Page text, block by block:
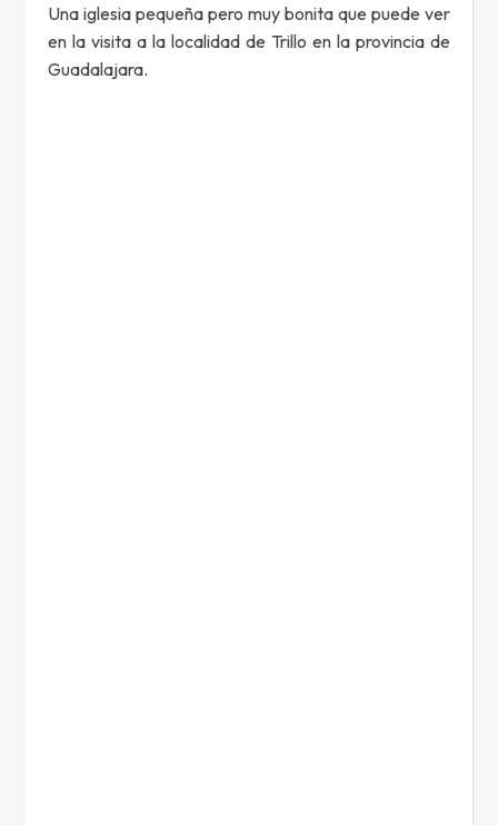
Una iglesia pequeña pero muy bonita que puede ver
en la visita a la localidad de Trillo en la provincia de
Guadalajara.